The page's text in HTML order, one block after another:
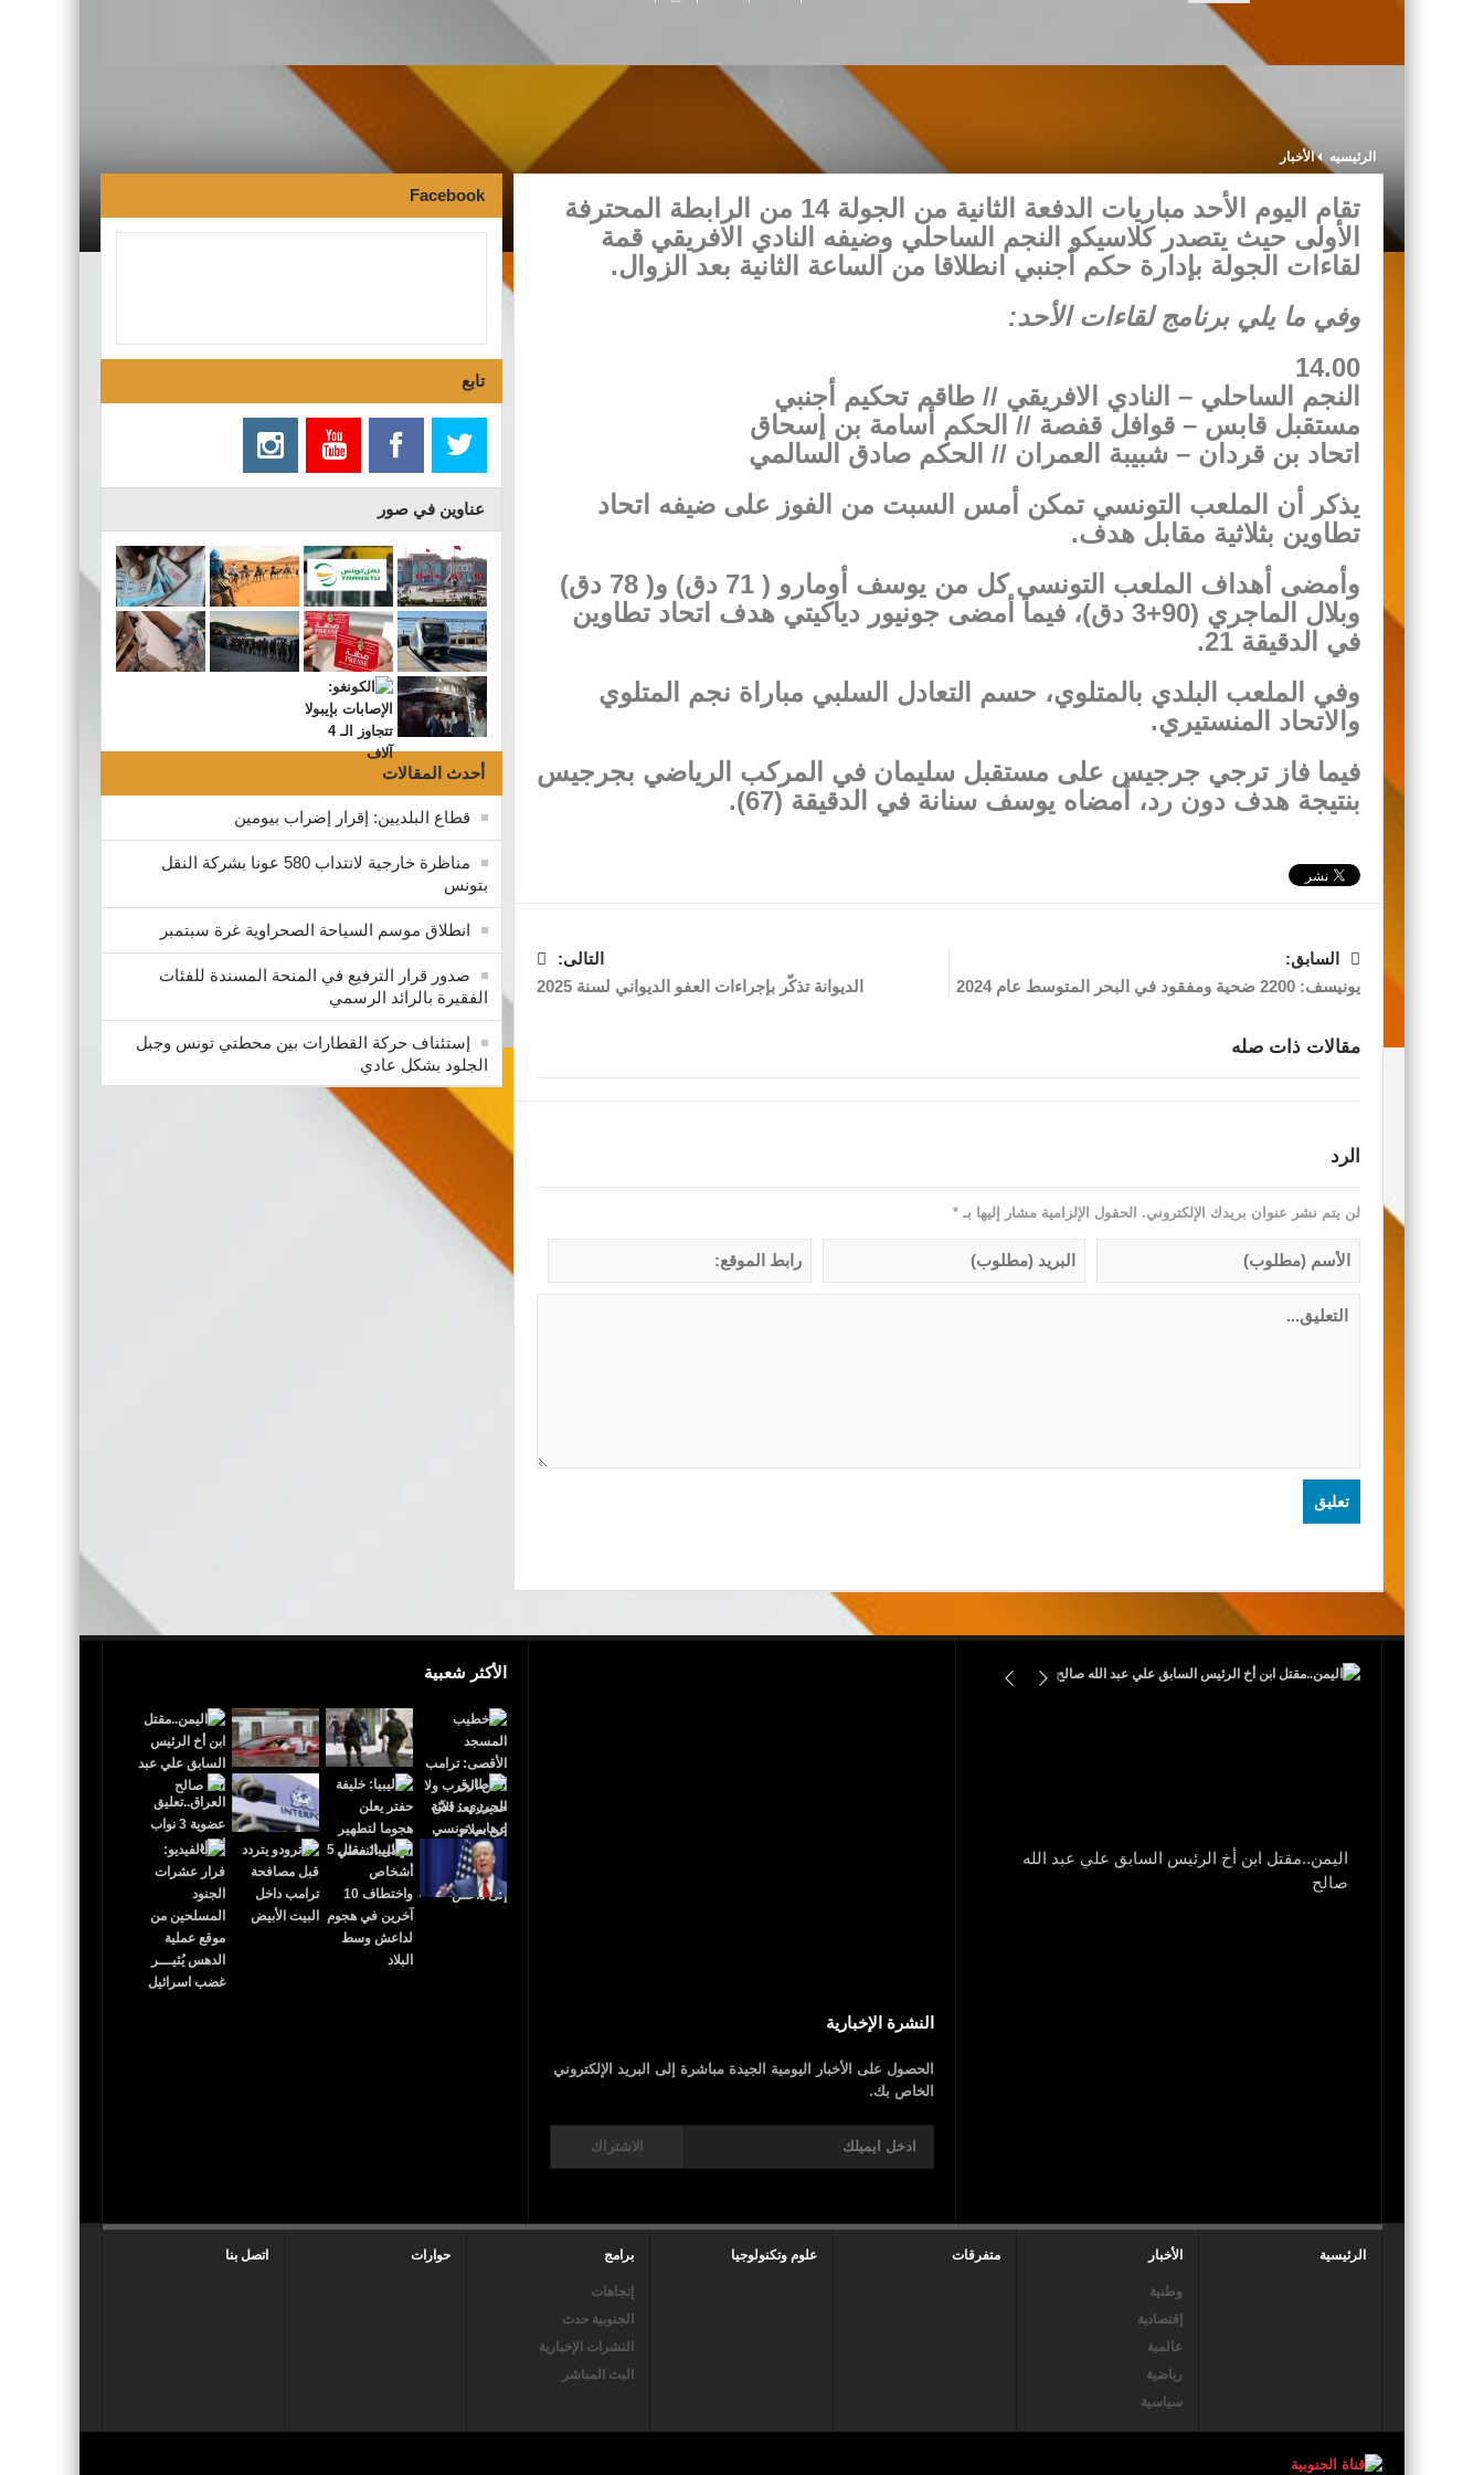
الرئيسيه الأخبار
تقام اليوم الأحد مباريات الدفعة الثانية من الجولة 14 من الرابطة المحترفة
الأولى حيث يتصدر كلاسيكو النجم الساحلي وضيفه النادي الافريقي قمة
لقاءات الجولة بإدارة حكم أجنبي انطلاقا من الساعة الثانية بعد الزوال.
وفي ما يلي برنامج لقاءات الأحد:
14.00
النجم الساحلي – النادي الافريقي // طاقم تحكيم أجنبي
مستقبل قابس – قوافل قفصة // الحكم أسامة بن إسحاق
اتحاد بن قردان – شبيبة العمران // الحكم صادق السالمي
يذكر أن الملعب التونسي تمكن أمس السبت من الفوز على ضيفه اتحاد
تطاوين بثلاثية مقابل هدف.
وأمضى أهداف الملعب التونسي كل من يوسف أومارو ( 71 دق) و( 78 دق)
وبلال الماجري (90+3 دق)، فيما أمضى جونيور دياكيتي هدف اتحاد تطاوين
في الدقيقة 21.
وفي الملعب البلدي بالمتلوي، حسم التعادل السلبي مباراة نجم المتلوي
والاتحاد المنستيري.
فيما فاز ترجي جرجيس على مستقبل سليمان في المركب الرياضي بجرجيس
بنتيجة هدف دون رد، أمضاه يوسف سنانة في الدقيقة (67).
السابق:
يونيسف: 2200 ضحية ومفقود في البحر المتوسط ​​عام 2024
التالى:
الديوانة تذكّر بإجراءات العفو الديواني لسنة 2025
مقالات ذات صله
الرد
لن يتم نشر عنوان بريدك الإلكتروني. الحقول الإلزامية مشار إليها بـ *
Facebook
تابع
عناوين في صور
أحدث المقالات
قطاع البلديين: إقرار إضراب بيومين
مناظرة خارجية لانتداب 580 عونا بشركة النقل
بتونس
انطلاق موسم السياحة الصحراوية غرة سبتمبر
صدور قرار الترفيع في المنحة المسندة للفئات
الفقيرة بالرائد الرسمي
إستئناف حركة القطارات بين محطتي تونس وجبل
الجلود بشكل عادي
اليمن..مقتل ابن أخ الرئيس السابق علي عبد الله
صالح
عاجل..ترامب يعلن القدس عاصمة لإٍسرائيل
النشرة الإخبارية
الحصول على الأخبار اليومية الجيدة مباشرة إلى البريد الإلكتروني
الخاص بك.
الاشتراك
الأكثر شعبية
الرئيسية الأخبار
وطنية
إقتصادية
عالمية
رياضية
سياسية
متفرقات علوم وتكنولوجيا برامج
إتجاهات
الجنوبية حدث
النشرات الإخبارية
البث المباشر
حوارات اتصل بنا